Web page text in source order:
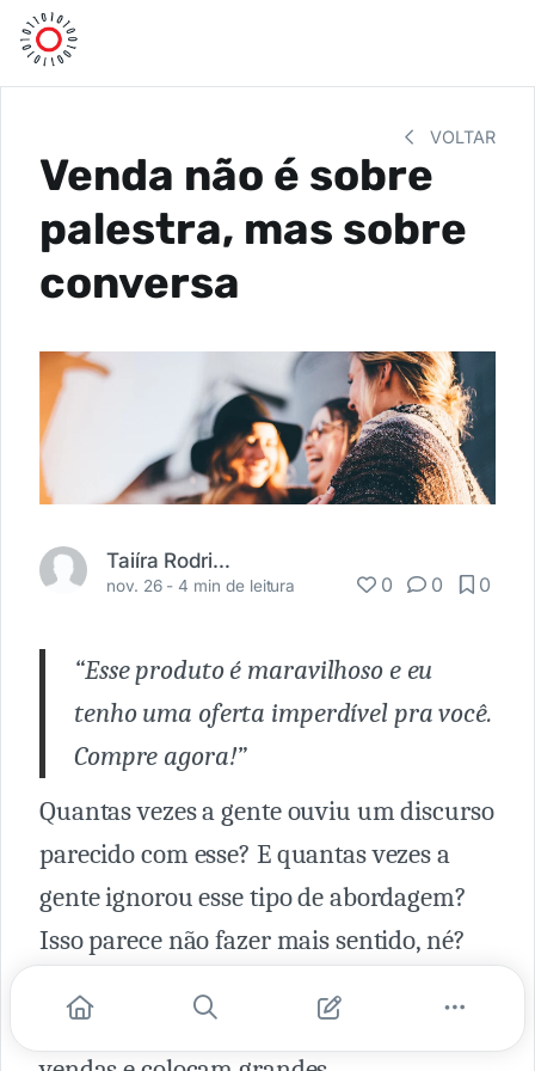
VOLTAR
Venda não é sobre
palestra, mas sobre
conversa
Taiíra Rodrigues
nov. 26 -4 min de leitura 0 0 0
“Esse produto é maravilhoso e eu
tenho uma oferta imperdível pra você.
Compre agora!”
Quantas vezes a gente ouviu um discurso
parecido com esse? E quantas vezes a
gente ignorou esse tipo de abordagem?
Isso parece não fazer mais sentido, né?
ainda insistem nesse tipo de estratégia de